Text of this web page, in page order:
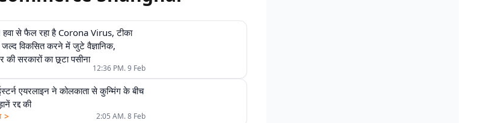
से फैल रहा है Corona Virus, टीका
विकसित करने में जुटे वैज्ञानिक,
की सरकारों का छूटा पसीना
12:36 PM. 9 Feb
एयरलाइन ने कोलकाता से कुन्मिंग के बीच
रद्द की
> 2:05 AM. 8 Feb